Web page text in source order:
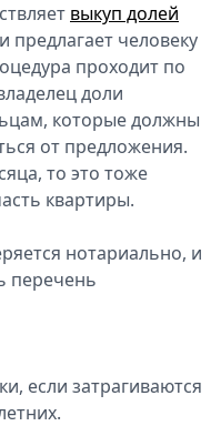
выкуп долей
человеку
проходит по
доли
которые должны
от предложения.
то это тоже
квартиры.
нотариально, и
перечень
если затрагиваются